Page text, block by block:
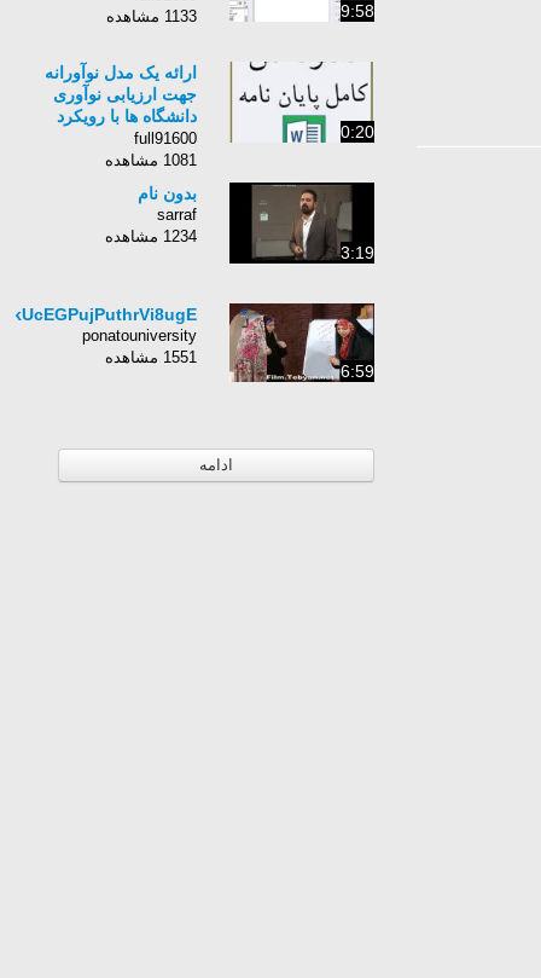
9:58
1133 مشاهده
0:20
ارائه یک مدل نوآورانه
جهت ارزیابی نوآوری
دانشگاه ها با رویکرد
تلفیقی تحلیل عاملی
اکتشافی
full91600
1081 مشاهده
3:19
بدون نام
sarraf
1234 مشاهده
6:59
UkUcEGPujPuthrVi8ugE
ponatouniversity
1551 مشاهده
ادامه